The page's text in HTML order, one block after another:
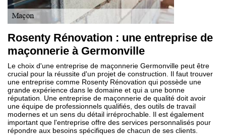
Rosenty Rénovation : une entreprise de
maçonnerie à Germonville
Le choix d'une entreprise de maçonnerie Germonville peut être
crucial pour la réussite d'un projet de construction. Il faut trouver
une entreprise comme Rosenty Rénovation qui possède une
grande expérience dans le domaine et qui a une bonne
réputation. Une entreprise de maçonnerie de qualité doit avoir
une équipe de professionnels qualifiés, des outils de travail
modernes et un sens du détail irréprochable. Il est également
important que l'entreprise offre des services personnalisés pour
répondre aux besoins spécifiques de chacun de ses clients.